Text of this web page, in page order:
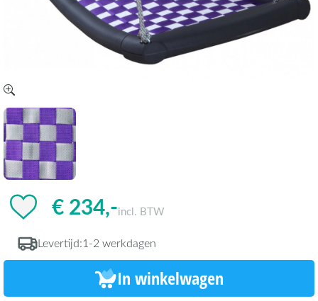
€ 234,-incl. BTW
Levertijd:1-2 werkdagen
In winkelwagen